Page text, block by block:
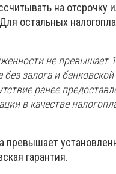
на отсрочку
остальных
не превышает
без залога и
ранее
в качестве
превышает
гарантия.